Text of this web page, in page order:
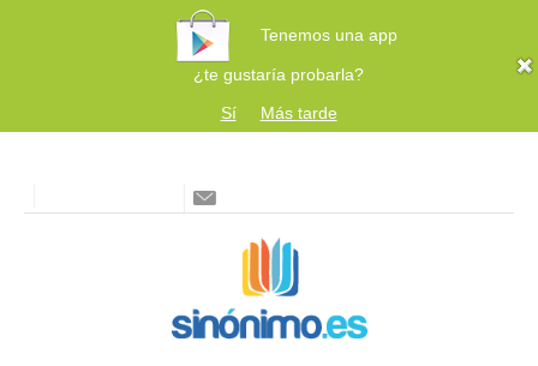
Tenemos una app
¿te gustaría probarla?
Sí
Más tarde